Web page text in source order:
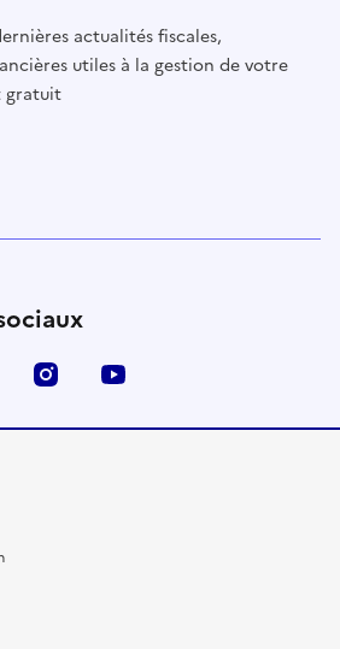
actualités fiscales,
utiles à la gestion de votre
gratuit
Linkedin Instagram